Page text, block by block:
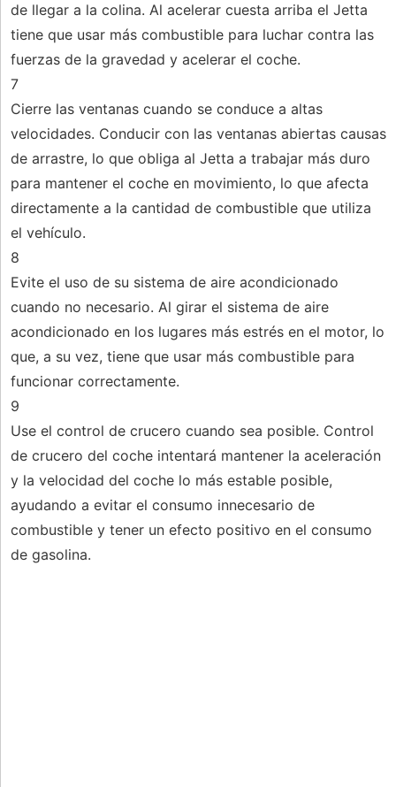
de llegar a la colina. Al acelerar cuesta arriba el Jetta
tiene que usar más combustible para luchar contra las
fuerzas de la gravedad y acelerar el coche.
7
Cierre las ventanas cuando se conduce a altas
velocidades. Conducir con las ventanas abiertas causas
de arrastre, lo que obliga al Jetta a trabajar más duro
para mantener el coche en movimiento, lo que afecta
directamente a la cantidad de combustible que utiliza
el vehículo.
8
Evite el uso de su sistema de aire acondicionado
cuando no necesario. Al girar el sistema de aire
acondicionado en los lugares más estrés en el motor, lo
que, a su vez, tiene que usar más combustible para
funcionar correctamente.
9
Use el control de crucero cuando sea posible. Control
de crucero del coche intentará mantener la aceleración
y la velocidad del coche lo más estable posible,
ayudando a evitar el consumo innecesario de
combustible y tener un efecto positivo en el consumo
de gasolina.